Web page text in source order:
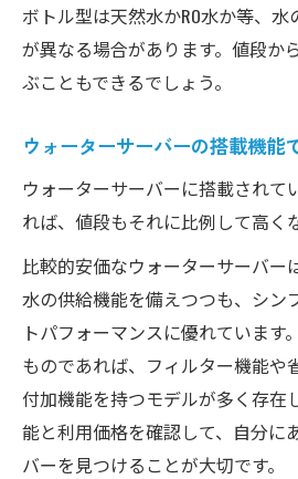
使い勝手で選ぶウォー
比較
デザインが決め手になる
ーの価格
の良さ
価格とデザインの調和が
サーバー
納得のいくウォーター
の価格比較
ライフスタイルに溶け込む
の価格と選び方
ライフスタイルに合う
ボトル型は天然水かRO水か等、
が異なる場合があります。値段か
ぶこともできるでしょう。
ウォーターサーバーの搭載機能
ウォーターサーバーに搭載されて
れば、値段もそれに比例して高く
比較的安価なウォーターサーバー
水の供給機能を備えつつも、シン
トパフォーマンスに優れています
ものであれば、フィルター機能や
付加機能を持つモデルが多く存在
能と利用価格を確認して、自分に
バーを見つけることが大切です。